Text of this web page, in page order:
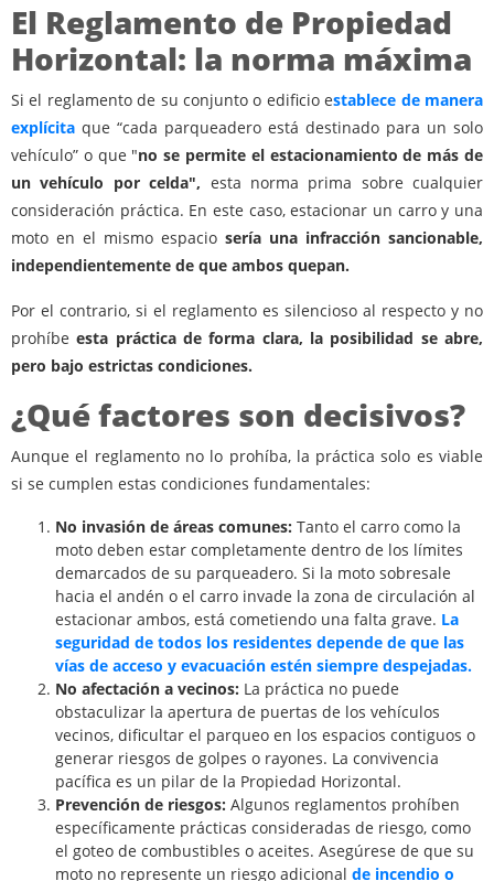
El Reglamento de Propiedad
Horizontal: la norma máxima
Si el reglamento de su conjunto o edificio establece de manera
explícita que “cada parqueadero está destinado para un solo
vehículo” o que "no se permite el estacionamiento de más de
un vehículo por celda", esta norma prima sobre cualquier
consideración práctica. En este caso, estacionar un carro y una
moto en el mismo espacio sería una infracción sancionable,
independientemente de que ambos quepan.
Por el contrario, si el reglamento es silencioso al respecto y no
prohíbeesta práctica de forma clara, la posibilidad se abre,
pero bajo estrictas condiciones.
¿Qué factores son decisivos?
Aunque el reglamento no lo prohíba, la práctica solo es viable
si se cumplen estas condiciones fundamentales:
No invasión de áreas comunes: Tanto el carro como la
moto deben estar completamente dentro de los límites
demarcados de su parqueadero. Si la moto sobresale
hacia el andén o el carro invade la zona de circulación al
estacionar ambos, está cometiendo una falta grave. La
seguridad de todos los residentes depende de que las
vías de acceso y evacuación estén siempre despejadas.
No afectación a vecinos: La práctica no puede
obstaculizar la apertura de puertas de los vehículos
vecinos, dificultar el parqueo en los espacios contiguos o
generar riesgos de golpes o rayones. La convivencia
pacífica es un pilar de la Propiedad Horizontal.
Prevención de riesgos: Algunos reglamentos prohíben
específicamente prácticas consideradas de riesgo, como
el goteo de combustibles o aceites. Asegúrese de que su
moto no represente un riesgo adicional de incendio o